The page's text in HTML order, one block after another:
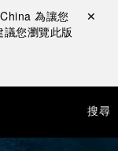
為讓您
您瀏覽此版
關閉 ✕
搜尋